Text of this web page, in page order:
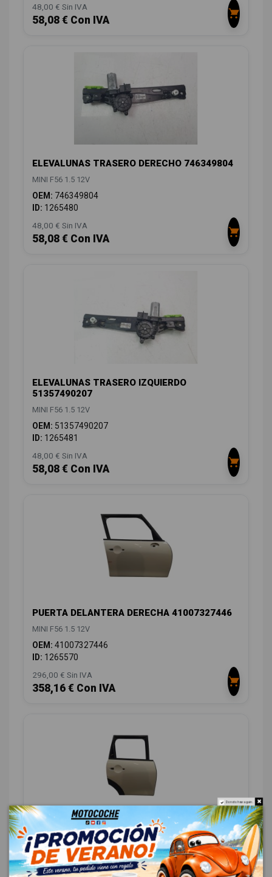
48,00 € Sin IVA
58,08 € Con IVA
ELEVALUNAS TRASERO DERECHO 746349804
MINI F56 1.5 12V
OEM: 746349804
ID: 1265480
48,00 € Sin IVA
58,08 € Con IVA
ELEVALUNAS TRASERO IZQUIERDO
51357490207
MINI F56 1.5 12V
OEM: 51357490207
ID: 1265481
48,00 € Sin IVA
58,08 € Con IVA
PUERTA DELANTERA DERECHA 41007327446
MINI F56 1.5 12V
OEM: 41007327446
ID: 1265570
296,00 € Sin IVA
358,16 € Con IVA
PUERTA TRASERA DERECHA 41007327450
MINI F56 1.5 12V
OEM:41007327450
Do not show again.